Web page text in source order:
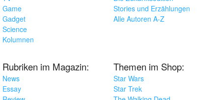
Game
Gadget
Science
Kolumnen
Stories und Erzählungen
Alle Autoren A-Z
Rubriken im Magazin:
News
Essay
Themen im Shop:
Star Wars
Star Trek